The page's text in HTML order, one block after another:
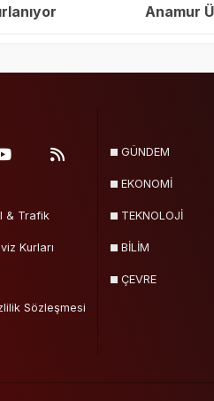
Anamur
& Trafik
Kurları
Sözleşmesi
GÜNDEM
EKONOMİ
TEKNOLOJİ
BİLİM
ÇEVRE